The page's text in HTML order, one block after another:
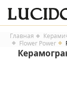
Главная
Flower Power